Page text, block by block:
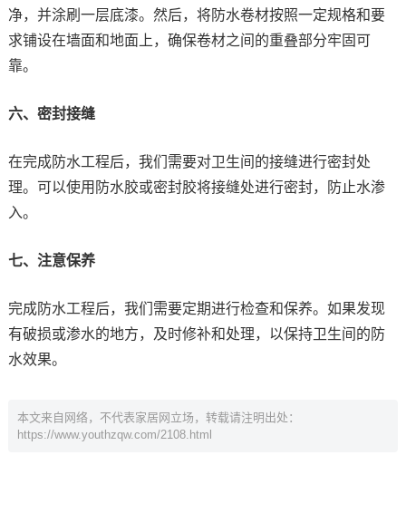
净，并涂刷一层底漆。然后，将防水卷材按照一定规格和要
求铺设在墙面和地面上，确保卷材之间的重叠部分牢固可
靠。
六、密封接缝
在完成防水工程后，我们需要对卫生间的接缝进行密封处
理。可以使用防水胶或密封胶将接缝处进行密封，防止水渗
入。
七、注意保养
完成防水工程后，我们需要定期进行检查和保养。如果发现
有破损或渗水的地方，及时修补和处理，以保持卫生间的防
水效果。
本文来自网络，不代表家居网立场，转载请注明出处：
https://www.youthzqw.com/2108.html